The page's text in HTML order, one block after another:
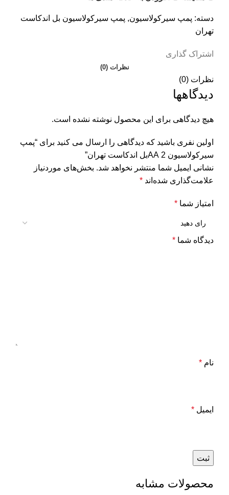
دسته: پمپ سیرکولاسیون, پمپ سیرکولاسیون بل اندکاست
تهران
اشتراک گذاری
نظرات (0)
نظرات (0)
دیدگاهها
هیچ دیدگاهی برای این محصول نوشته نشده است.
اولین نفری باشید که دیدگاهی را ارسال می کنید برای “پمپ
سیرکولاسیون 2 AAبل اندکاست تهران”
نشانی ایمیل شما منتشر نخواهد شد. بخش‌های موردنیاز
علامت‌گذاری شده‌اند *
امتیاز شما *
دیدگاه شما *
نام *
ایمیل *
محصولات مشابه